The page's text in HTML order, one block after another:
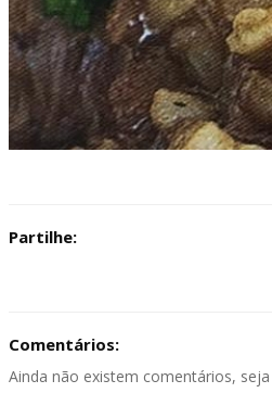
Partilhe:
Comentários:
Ainda não existem comentários,